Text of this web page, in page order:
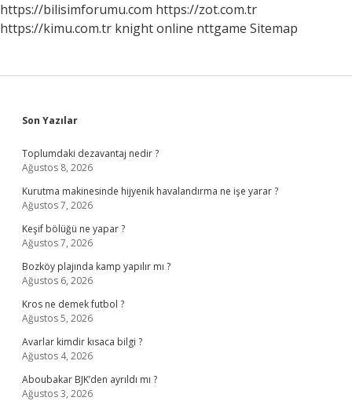
Yapar
https://bilisimforumu.com https://zot.com.tr
https://kimu.com.tr knight online nttgame Sitemap
Sidebar
Son Yazılar
Toplumdaki dezavantaj nedir ?
Ağustos 8, 2026
Kurutma makinesinde hijyenik havalandırma ne işe yarar ?
Ağustos 7, 2026
Keşif bölüğü ne yapar ?
Ağustos 7, 2026
Bozköy plajında kamp yapılır mı ?
Ağustos 6, 2026
Kros ne demek futbol ?
Ağustos 5, 2026
Avarlar kimdir kısaca bilgi ?
Ağustos 4, 2026
Aboubakar BJK’den ayrıldı mı ?
Ağustos 3, 2026